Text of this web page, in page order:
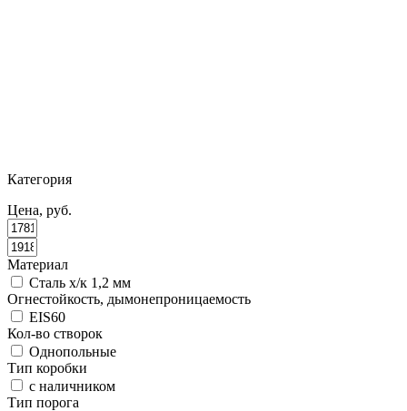
Категория
Цена, руб.
Материал
Сталь х/к 1,2 мм
Огнестойкость, дымонепроницаемость
EIS60
Кол-во створок
Однопольные
Тип коробки
с наличником
Тип порога